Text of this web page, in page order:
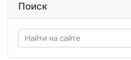
Поиск